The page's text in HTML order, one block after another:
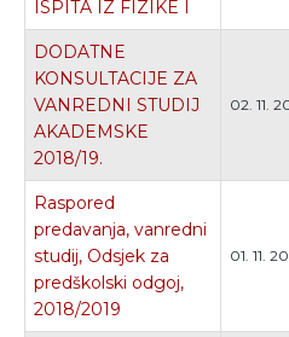
ISPITA IZ FIZIKE I
DODATNE
KONSULTACIJE ZA
VANREDNI STUDIJ
AKADEMSKE
2018/19.
02. 11.
Raspored
predavanja, vanredni
studij, Odsjek za
predškolski odgoj,
2018/2019
01. 11.